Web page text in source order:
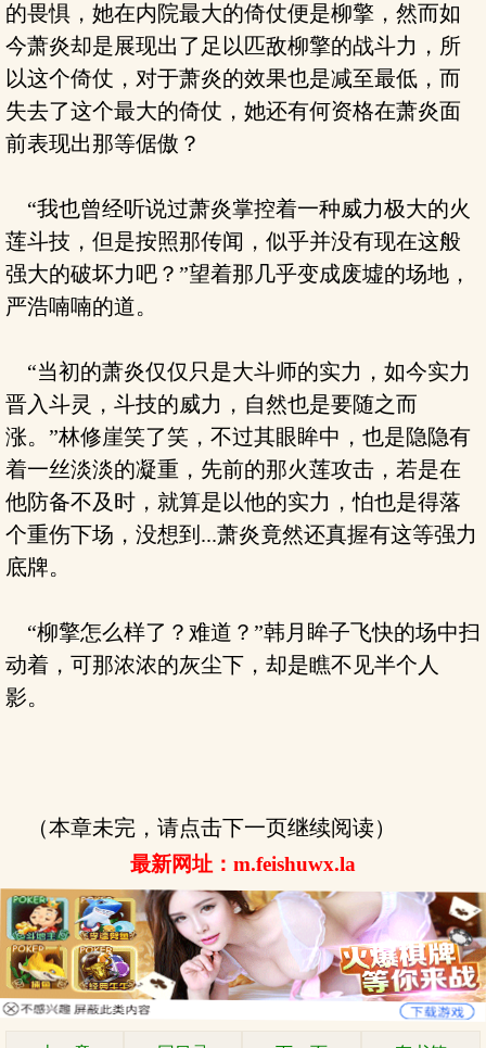
的畏惧，她在内院最大的倚仗便是柳擎，然而如
今萧炎却是展现出了足以匹敌柳擎的战斗力，所
以这个倚仗，对于萧炎的效果也是减至最低，而
失去了这个最大的倚仗，她还有何资格在萧炎面
前表现出那等倨傲？
“我也曾经听说过萧炎掌控着一种威力极大的火
莲斗技，但是按照那传闻，似乎并没有现在这般
强大的破坏力吧？”望着那几乎变成废墟的场地，
严浩喃喃的道。
“当初的萧炎仅仅只是大斗师的实力，如今实力
晋入斗灵，斗技的威力，自然也是要随之而
涨。”林修崖笑了笑，不过其眼眸中，也是隐隐有
着一丝淡淡的凝重，先前的那火莲攻击，若是在
他防备不及时，就算是以他的实力，怕也是得落
个重伤下场，没想到...萧炎竟然还真握有这等强力
底牌。
“柳擎怎么样了？难道？”韩月眸子飞快的场中扫
动着，可那浓浓的灰尘下，却是瞧不见半个人
影。
（本章未完，请点击下一页继续阅读）
最新网址：m.feishuwx.la